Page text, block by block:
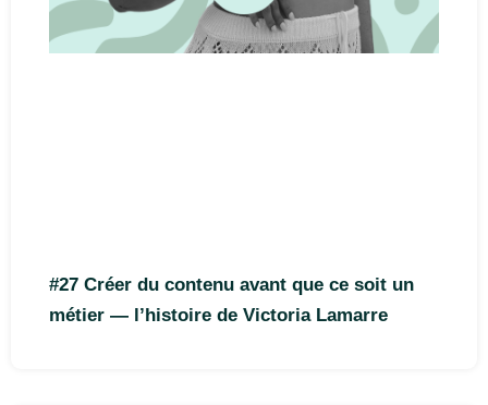
#27 Créer du contenu avant que ce soit un
métier — l’histoire de Victoria Lamarre